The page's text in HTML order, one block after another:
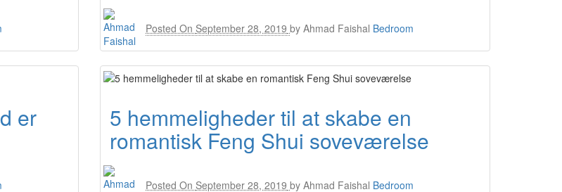
Posted On September 28, 2019 by Ahmad Faishal Bedroom
er 5 hemmeligheder til at skabe en
romantisk Feng Shui soveværelse
Posted On September 28, 2019 by Ahmad Faishal Bedroom